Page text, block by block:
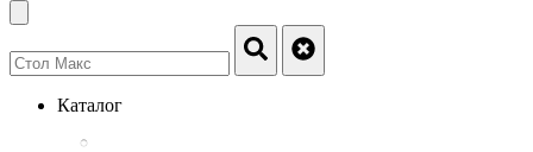
Каталог